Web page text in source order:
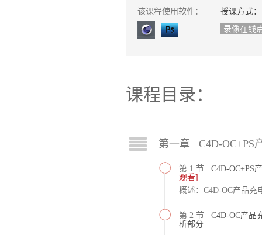
该课程使用软件：
授课方式：
录像在线
课程目录：
第一章 C4D-OC+PS
第 1 节 C4D-OC+PS
观看]
概述：C4D-OC产品充
第 2 节 C4D-OC产品
析部分